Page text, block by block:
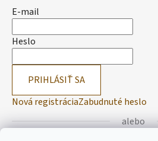
E-mail
Heslo
PRIHLÁSIŤ SA
Nová registráciaZabudnuté heslo
alebo